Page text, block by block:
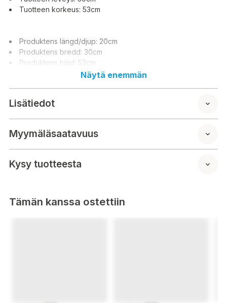
Tuotteen korkeus: 53cm
Produktens längd/djup: 20cm
Produktens bredd: 30cm
Produktens höjd: 53cm
Näytä enemmän
Lisätiedot
Myymäläsaatavuus
Kysy tuotteesta
Tämän kanssa ostettiin